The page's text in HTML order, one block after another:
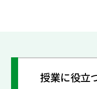
授業に役立